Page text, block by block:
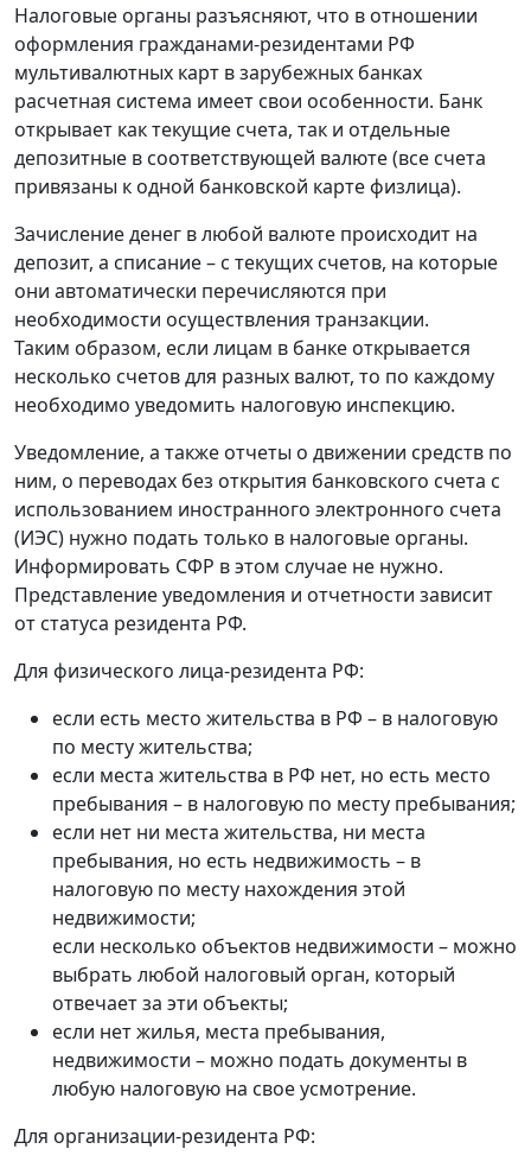
Налоговые органы разъясняют, что в отношении
оформления гражданами-резидентами РФ
мультивалютных карт в зарубежных банках
расчетная система имеет свои особенности. Банк
открывает как текущие счета, так и отдельные
депозитные в соответствующей валюте (все счета
привязаны к одной банковской карте физлица).
Зачисление денег в любой валюте происходит на
депозит, а списание – с текущих счетов, на которые
они автоматически перечисляются при
необходимости осуществления транзакции.
Таким образом, если лицам в банке открывается
несколько счетов для разных валют, то по каждому
необходимо уведомить налоговую инспекцию.
Уведомление, а также отчеты о движении средств по
ним, о переводах без открытия банковского счета с
использованием иностранного электронного счета
(ИЭС) нужно подать только в налоговые органы.
Информировать СФР в этом случае не нужно.
Представление уведомления и отчетности зависит
от статуса резидента РФ.
Для физического лица-резидента РФ:
если есть место жительства в РФ – в налоговую
по месту жительства;
если места жительства в РФ нет, но есть место
пребывания – в налоговую по месту пребывания;
если нет ни места жительства, ни места
пребывания, но есть недвижимость – в
налоговую по месту нахождения этой
недвижимости;
если несколько объектов недвижимости – можно
выбрать любой налоговый орган, который
отвечает за эти объекты;
если нет жилья, места пребывания,
недвижимости – можно подать документы в
любую налоговую на свое усмотрение.
Для организации-резидента РФ: